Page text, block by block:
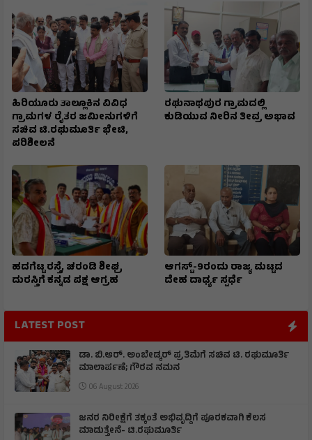
ಹಿರಿಯೂರು ತಾಲ್ಲೂಕಿನ ವಿವಿಧ
ಗ್ರಾಮಗಳ ರೈತರ ಜಮೀನುಗಳಿಗೆ
ಸಚಿವ ಟಿ.ರಘುಮೂರ್ತಿ ಭೇಟಿ,
ಪರಿಶೀಲನೆ
ರಘುನಾಥಪುರ ಗ್ರಾಮದಲ್ಲಿ
ಕುಡಿಯುವ ನೀರಿನ ತೀವ್ರ ಅಭಾವ
ಹದಗೆಟ್ಟ ರಸ್ತೆ, ಚರಂಡಿ ಶೀಘ್ರ
ದುರಸ್ತಿಗೆ ಕನ್ನಡ ಪಕ್ಷ ಆಗ್ರಹ
ಆಗಸ್ಟ್-9ರಂದು ರಾಜ್ಯ ಮಟ್ಟದ
ದೇಹ ದಾರ್ಢ್ಯ ಸ್ಪರ್ಧೆ
LATEST POST
ಡಾ. ಬಿ.ಆರ್. ಅಂಬೇಡ್ಕರ್ ಪ್ರತಿಮೆಗೆ ಸಚಿವ ಟಿ. ರಘುಮೂರ್ತಿ
ಮಾಲಾರ್ಪಣೆ; ಗೌರವ ನಮನ
06 August 2026
ಜನರ ನಿರೀಕ್ಷೆಗೆ ತಕ್ಕಂತೆ ಅಭಿವೃದ್ದಿಗೆ ಪೂರಕವಾಗಿ ಕೆಲಸ
ಮಾಡುತ್ತೇನೆ- ಟಿ.ರಘುಮೂರ್ತಿ